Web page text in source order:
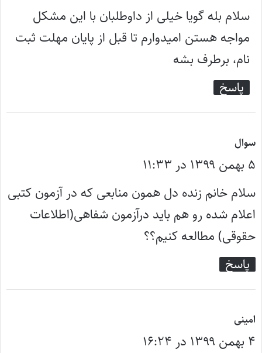
ت
:
سلام بله گویا خیلی از داوطلبان با این مشکل
مواجه هستن امیدوارم تا قبل از پایان مهلت ثبت
نام، برطرف بشه
پاسخ
سوال
ف
ت
:
۵ بهمن ۱۳۹۹ در ۱۱:۳۳
سلام خانم زنده دل همون منابعی که در آزمون کتبی
اعلام شده رو هم باید درآزمون شفاهی(اطلاعات
حقوقی) مطالعه کنیم؟؟
پاسخ
امینی
ف
۴ بهمن ۱۳۹۹ در ۱۶:۲۴